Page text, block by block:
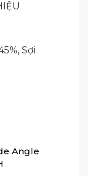
Sợi
mệt mỏi
bộ điều
thao tác,
Angle